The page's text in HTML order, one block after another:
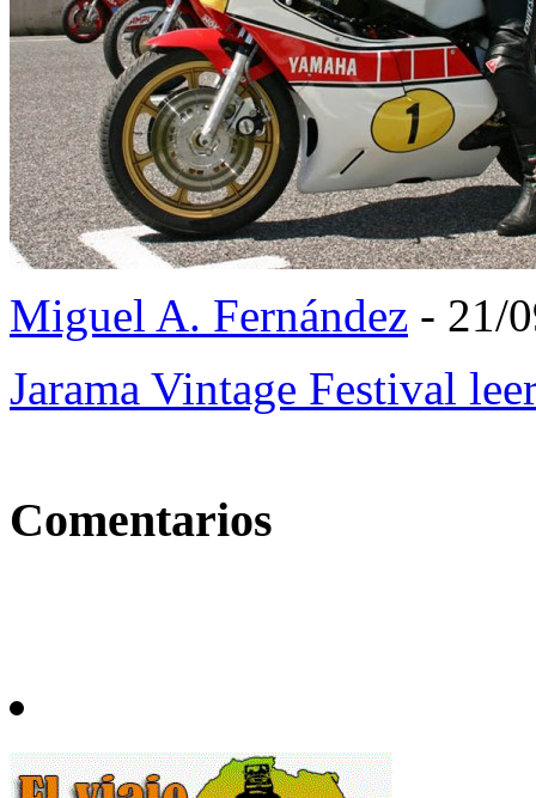
Miguel A. Fernández - 21/
Jarama Vintage Festival
Comentarios